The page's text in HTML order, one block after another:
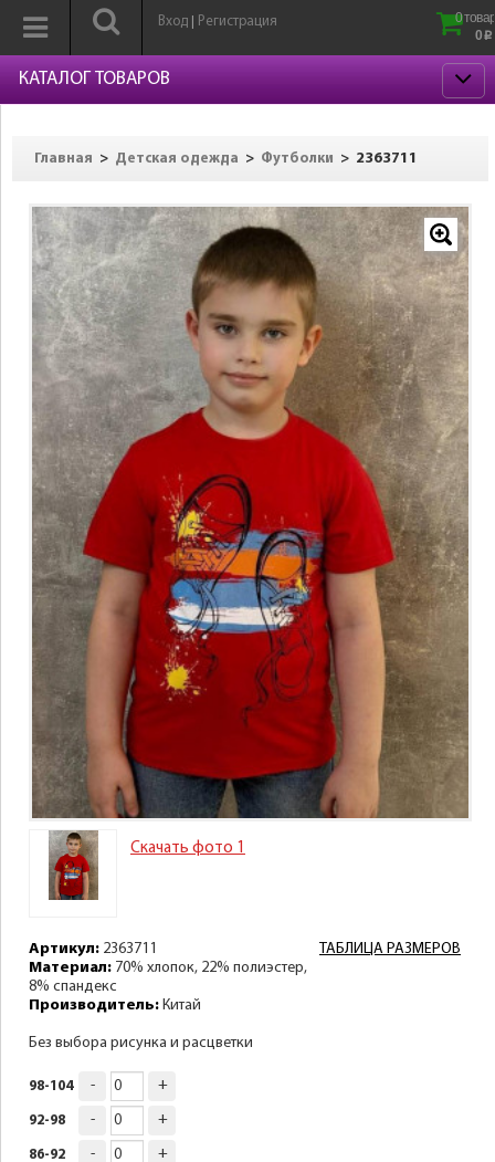
Вход Регистрация
0
0 p
КАТАЛОГ ТОВАРОВ
Главная > Детская одежда > Футболки > 2363711
Скачать фото 1
ТАБЛИЦА РАЗМЕРОВ
Артикул: 2363711
Материал: 70% хлопок, 22% полиэстер,
8% спандекс
Производитель: Китай
Без выбора рисунка и расцветки
98-104 - +
92-98 - +
86-92 - +